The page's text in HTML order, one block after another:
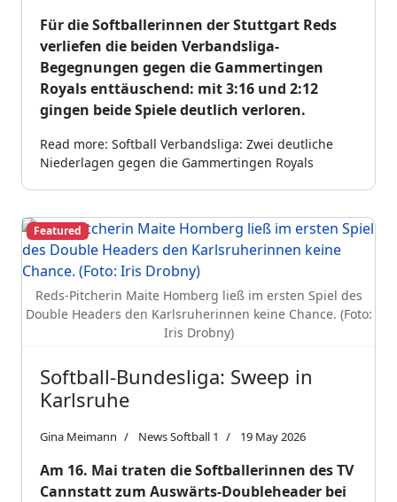
Für die Softballerinnen der Stuttgart Reds
verliefen die beiden Verbandsliga-
Begegnungen gegen die Gammertingen
Royals enttäuschend: mit 3:16 und 2:12
gingen beide Spiele deutlich verloren.
Read more: Softball Verbandsliga: Zwei deutliche
Niederlagen gegen die Gammertingen Royals
Reds-Pitcherin Maite Homberg ließ im ersten Spiel des
Double Headers den Karlsruherinnen keine Chance. (Foto:
Iris Drobny)
Featured
Softball-Bundesliga: Sweep in
Karlsruhe
Gina Meimann News Softball 1 19 May 2026
Am 16. Mai traten die Softballerinnen des TV
Cannstatt zum Auswärts-Doubleheader bei